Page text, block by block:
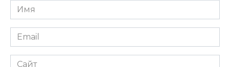
Имя
*
Email
*
Сайт